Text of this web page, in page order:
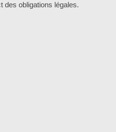
des obligations légales.